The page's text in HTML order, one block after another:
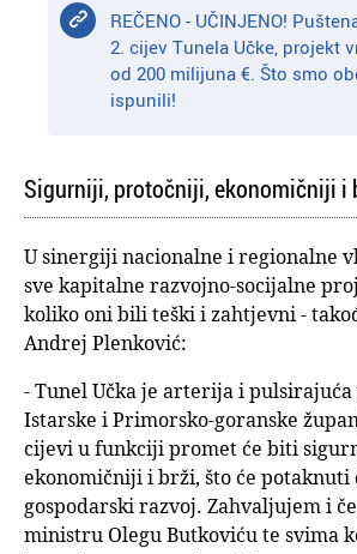
REČENO - UČINJENO!
2. cijev Tunela Učke, projekt
od 200 milijuna €. Što smo
ispunili!
Sigurniji, protočniji, ekonomičniji i
U sinergiji nacionalne i regionalne
sve kapitalne razvojno-socijalne
koliko oni bili teški i zahtjevni -
Andrej Plenković:
- Tunel Učka je arterija i pulsirajuća
Istarske i Primorsko-goranske
cijevi u funkciji promet će biti
ekonomičniji i brži, što će
gospodarski razvoj. Zahvaljujem i
ministru Olegu Butkoviću te svima